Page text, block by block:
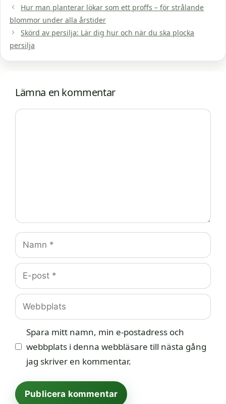
Hur man planterar lökar som ett proffs – för strålande
blommor under alla årstider
Skörd av persilja: Lär dig hur och när du ska plocka
persilja
Lämna en kommentar
Kommentar
Namn
E-
post
Webbplats
Spara mitt namn, min e-postadress och
webbplats i denna webbläsare till nästa gång
jag skriver en kommentar.